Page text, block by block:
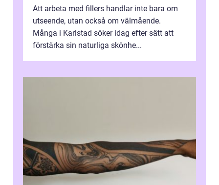
Att arbeta med fillers handlar inte bara om
utseende, utan också om välmående.
Många i Karlstad söker idag efter sätt att
förstärka sin naturliga skönhe...